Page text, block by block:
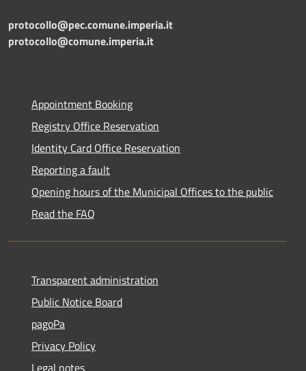
protocollo@pec.comune.imperia.it
protocollo@comune.imperia.it
Appointment Booking
Registry Office Reservation
Identity Card Office Reservation
Reporting a fault
Opening hours of the Municipal Offices to the public
Read the FAQ
Transparent administration
Public Notice Board
pagoPa
Privacy Policy
Legal notes